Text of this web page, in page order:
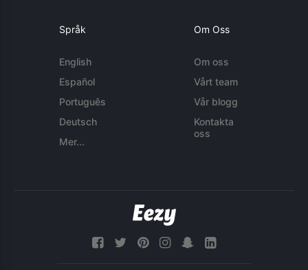
Språk
English
Español
Português
Deutsch
Mer...
Om Oss
Om oss
Vårt team
Vår blogg
Kontakta
oss